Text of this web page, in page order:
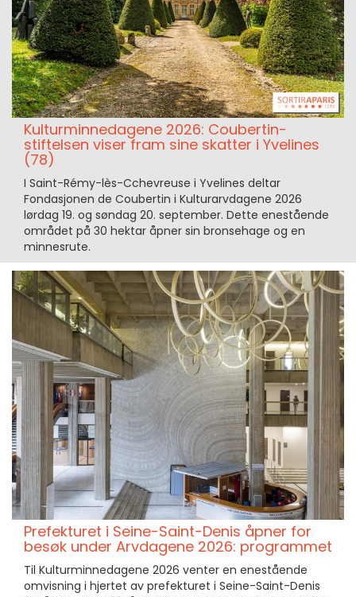
Kulturminnedagene 2026: Coubertin-
stiftelsen viser fram sine skatter i Yvelines
(78)
I Saint-Rémy-lès-Cchevreuse i Yvelines deltar
Fondasjonen de Coubertin i Kulturarvdagene 2026
lørdag 19. og søndag 20. september. Dette enestående
området på 30 hektar åpner sin bronsehage og en
minnesrute.
Prefekturet i Seine-Saint-Denis åpner for
besøk under Arvdagene 2026: programmet
Til Kulturminnedagene 2026 venter en enestående
omvisning i hjertet av prefekturet i Seine-Saint-Denis